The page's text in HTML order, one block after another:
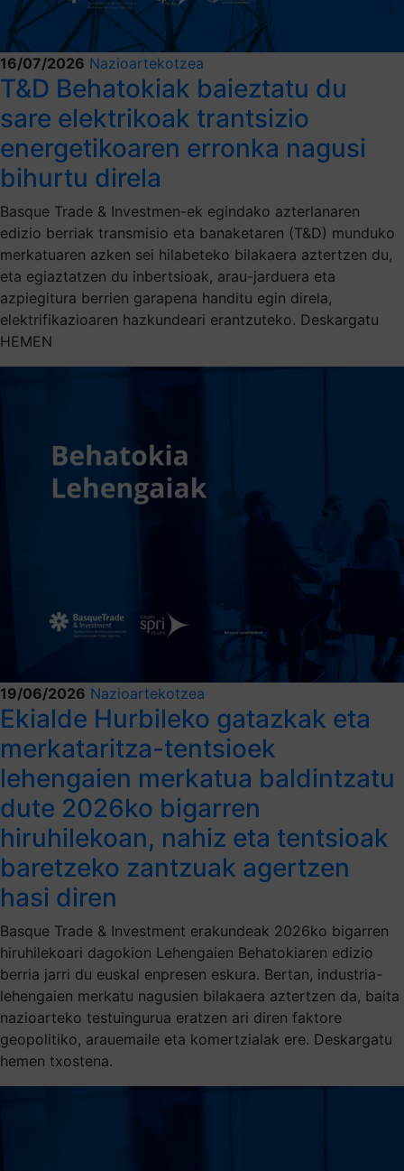
16/07/2026 Nazioartekotzea
T&D Behatokiak baieztatu du
sare elektrikoak trantsizio
energetikoaren erronka nagusi
bihurtu direla
Basque Trade & Investmen-ek egindako azterlanaren
edizio berriak transmisio eta banaketaren (T&D) munduko
merkatuaren azken sei hilabeteko bilakaera aztertzen du,
eta egiaztatzen du inbertsioak, arau-jarduera eta
azpiegitura berrien garapena handitu egin direla,
elektrifikazioaren hazkundeari erantzuteko. Deskargatu
HEMEN
19/06/2026 Nazioartekotzea
Ekialde Hurbileko gatazkak eta
merkataritza-tentsioek
lehengaien merkatua baldintzatu
dute 2026ko bigarren
hiruhilekoan, nahiz eta tentsioak
baretzeko zantzuak agertzen
hasi diren
Basque Trade & Investment erakundeak 2026ko bigarren
hiruhilekoari dagokion Lehengaien Behatokiaren edizio
berria jarri du euskal enpresen eskura. Bertan, industria-
lehengaien merkatu nagusien bilakaera aztertzen da, baita
nazioarteko testuingurua eratzen ari diren faktore
geopolitiko, arauemaile eta komertzialak ere. Deskargatu
hemen txostena.